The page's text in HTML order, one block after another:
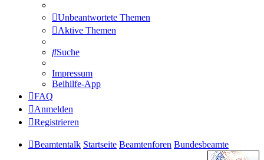
Unbeantwortete Themen
Aktive Themen
Suche
Impressum
Beihilfe-App
FAQ
Anmelden
Registrieren
Beamtentalk Startseite Beamtenforen Bundesbeamte